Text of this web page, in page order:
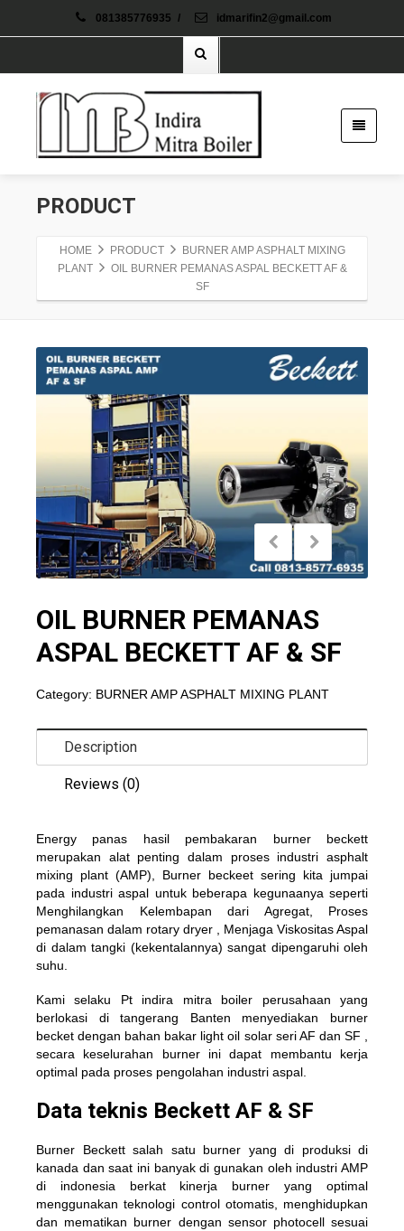
081385776935 / idmarifin2@gmail.com
PRODUCT
HOME PRODUCT
BURNER AMP ASPHALT MIXING
PLANT
OIL BURNER PEMANAS ASPAL BECKETT AF &
SF
OIL BURNER PEMANAS
ASPAL BECKETT AF & SF
Category: BURNER AMP ASPHALT MIXING PLANT
Description
Reviews (0)
Energy panas hasil pembakaran burner beckett
merupakan alat penting dalam proses industri asphalt
mixing plant (AMP), Burner beckeet sering kita jumpai
pada industri aspal untuk beberapa kegunaanya seperti
Menghilangkan Kelembapan dari Agregat, Proses
pemanasan dalam rotary dryer , Menjaga Viskositas Aspal
di dalam tangki (kekentalannya) sangat dipengaruhi oleh
suhu.
Kami selaku Pt indira mitra boiler perusahaan yang
berlokasi di tangerang Banten menyediakan burner
becket dengan bahan bakar light oil solar seri AF dan SF ,
secara keselurahan burner ini dapat membantu kerja
optimal pada proses pengolahan industri aspal.
Data teknis Beckett AF & SF
Burner Beckett salah satu burner yang di produksi di
kanada dan saat ini banyak di gunakan oleh industri AMP
di indonesia berkat kinerja burner yang optimal
menggunakan teknologi control otomatis, menghidupkan
dan mematikan burner dengan sensor photocell sesuai